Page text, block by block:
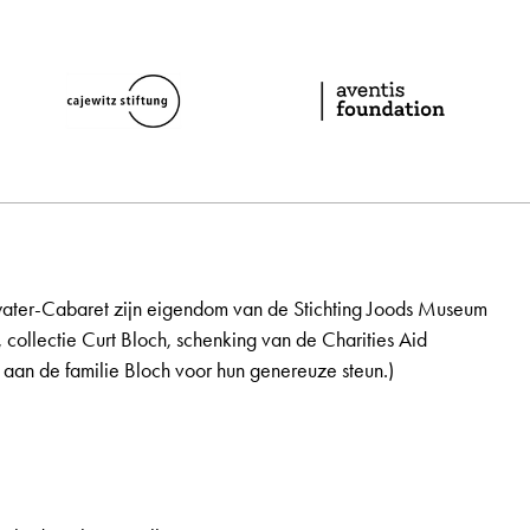
Cabaret zijn eigendom van de Stichting Joods Museum
Curt Bloch, schenking van de Charities Aid
de familie Bloch voor hun genereuze steun.)